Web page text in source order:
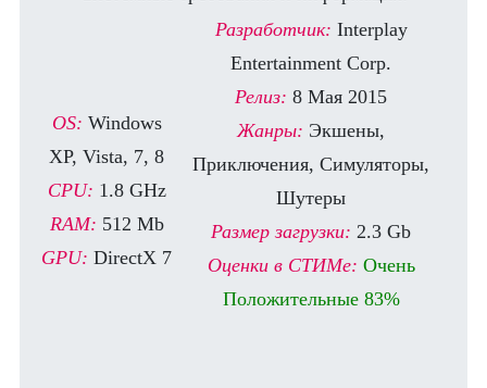
OS: Windows
XP, Vista, 7, 8
CPU: 1.8 GHz
RAM: 512 Mb
GPU: DirectX 7
Разработчик: Interplay
Entertainment Corp.
Релиз: 8 Мая 2015
Жанры: Экшены,
Приключения, Симуляторы,
Шутеры
Размер загрузки: 2.3 Gb
Оценки в СТИМе: Очень
Положительные 83%